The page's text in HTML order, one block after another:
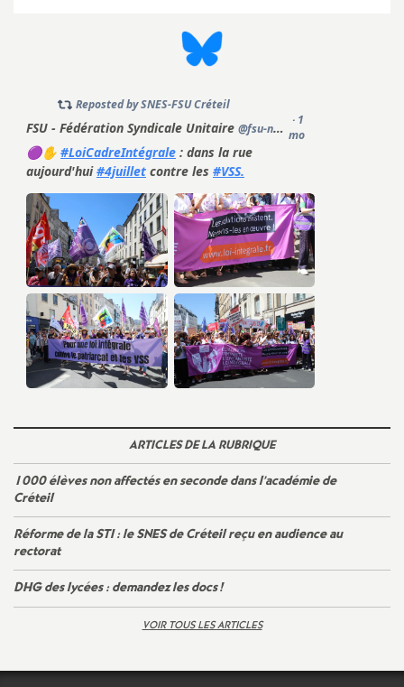
ARTICLES DE LA RUBRIQUE
1000 élèves non affectés en seconde dans l’académie de
Créteil
Réforme de laSTI: leSNESde Créteil reçu en audience au
rectorat
DHGdes lycées : demandez les docs!
VOIR TOUS LES ARTICLES